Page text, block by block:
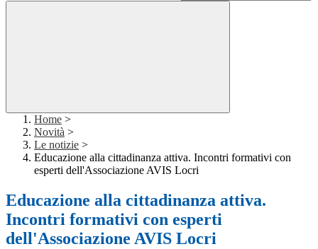
Home >
Novità >
Le notizie >
Educazione alla cittadinanza attiva. Incontri formativi con
esperti dell'Associazione AVIS Locri
Educazione alla cittadinanza attiva.
Incontri formativi con esperti
dell'Associazione AVIS Locri